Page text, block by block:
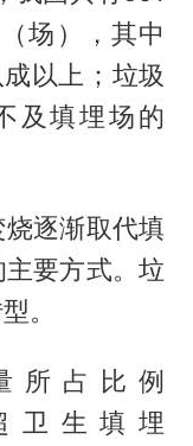
场），其中
以上；垃圾
及填埋场的
逐渐取代填
要方式。垃
。
所占比例
卫生填埋